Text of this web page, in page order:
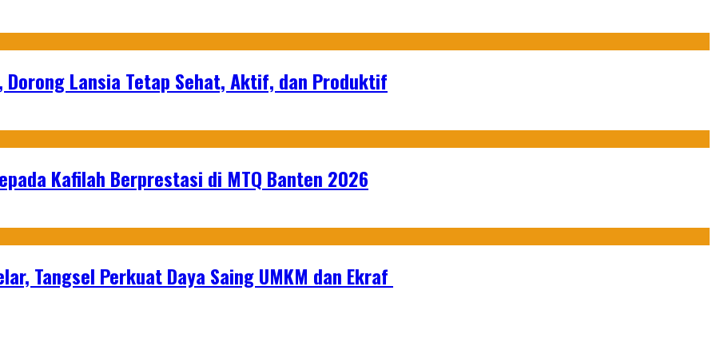
Dorong Lansia Tetap Sehat, Aktif, dan Produktif
Kafilah Berprestasi di MTQ Banten 2026
Tangsel Perkuat Daya Saing UMKM dan Ekraf